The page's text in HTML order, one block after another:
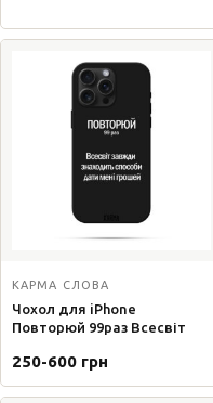
КАРМА СЛОВА
Чохол для iPhone
Повторюй 99раз Всесвіт
250-600 грн